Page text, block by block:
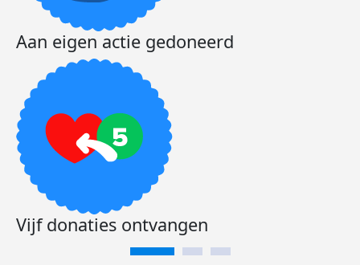
Aan eigen actie gedoneerd
Vijf donaties ontvangen